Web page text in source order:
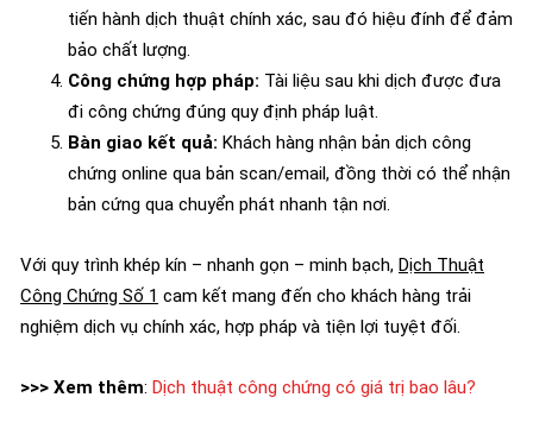
tiến hành dịch thuật chính xác, sau đó hiệu đính để đảm
bảo chất lượng.
Công chứng hợp pháp: Tài liệu sau khi dịch được đưa
đi công chứng đúng quy định pháp luật.
Bàn giao kết quả: Khách hàng nhận bản dịch công
chứng online qua bản scan/email, đồng thời có thể nhận
bản cứng qua chuyển phát nhanh tận nơi.
Với quy trình khép kín – nhanh gọn – minh bạch, Dịch Thuật
Công Chứng Số 1 cam kết mang đến cho khách hàng trải
nghiệm dịch vụ chính xác, hợp pháp và tiện lợi tuyệt đối.
>>> Xem thêm: Dịch thuật công chứng có giá trị bao lâu?